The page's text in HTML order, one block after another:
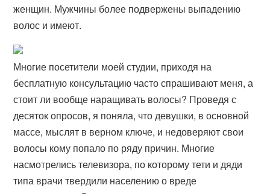
женщин. Мужчины более подвержены выпадению
волос и имеют.
Многие посетители моей студии, приходя на
бесплатную консультацию часто спрашивают меня, а
стоит ли вообще наращивать волосы? Проведя с
десяток опросов, я поняла, что девушки, в основной
массе, мыслят в верном ключе, и недоверяют свои
волосы кому попало по ряду причин. Многие
насмотрелись телевизора, по которому тети и дяди
типа врачи твердили населению о вреде